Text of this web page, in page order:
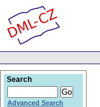
Search
Advanced Search